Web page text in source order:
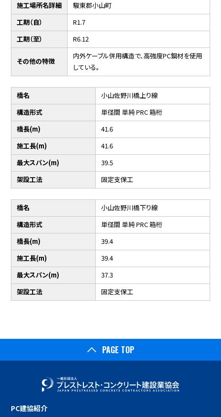
施工場所名詳細
駿東郡小山町
工期（自）
R1.7
工期（至）
R6.12
その他の特徴
内外ケーブル併用構造で、高強度PC鋼材を使用
している。
橋名
小山佐野川橋上り線
構造形式
単径間 単純 PRC 箱桁
橋長(m)
41.6
施工長(m)
41.6
最大スパン(m)
39.5
架設工法
固定支保工
橋名
小山佐野川橋下り線
構造形式
単径間 単純 PRC 箱桁
橋長(m)
39.4
施工長(m)
39.4
最大スパン(m)
37.3
架設工法
固定支保工
PAGE TOP
PC建協紹介